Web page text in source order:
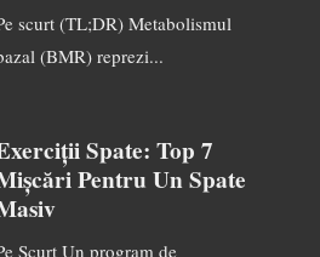
scurt (TL;DR) Metabolismul
(BMR) reprezi...
Spate: Top 7
Pentru Un Spate
Scurt Un program de